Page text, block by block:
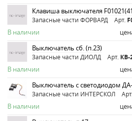
Клавиша выключателя
Запасные части ФОРВАРД Арт.
В наличии
Выключатель сб. (п.23)
Запасные части ДИОЛД Арт. КВ-
В наличии
Выключатель с светодиодом
Запасные части ИНТЕРСКОЛ Арт.
В наличии